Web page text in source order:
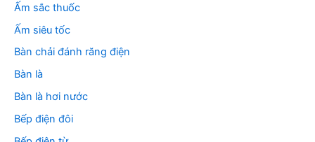
Ấm sắc thuốc
Ấm siêu tốc
Bàn chải đánh răng điện
Bàn là
Bàn là hơi nước
Bếp điện đôi